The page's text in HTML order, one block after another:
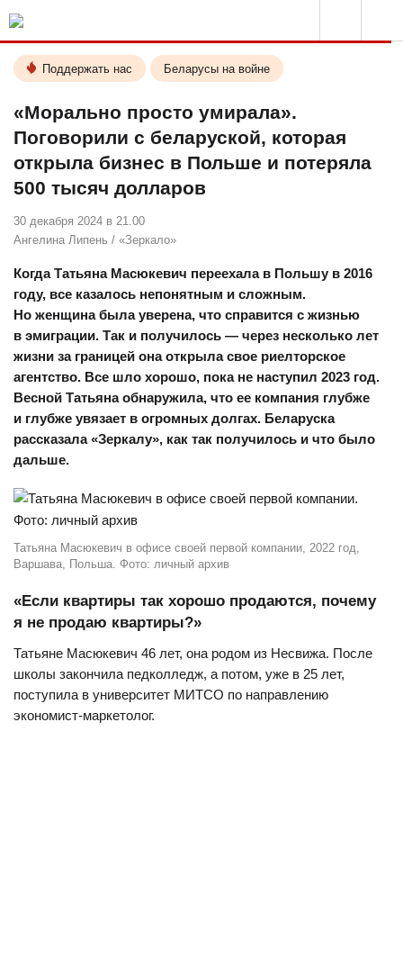
Поддержать нас Беларусы на войне
«Морально просто умирала».
Поговорили с беларуской, которая
открыла бизнес в Польше и потеряла
500 тысяч долларов
30 декабря 2024 в 21.00
Ангелина Липень / «Зеркало»
Когда Татьяна Масюкевич переехала в Польшу в 2016
году, все казалось непонятным и сложным.
Но женщина была уверена, что справится с жизнью
в эмиграции. Так и получилось — через несколько лет
жизни за границей она открыла свое риелторское
агентство. Все шло хорошо, пока не наступил 2023 год.
Весной Татьяна обнаружила, что ее компания глубже
и глубже увязает в огромных долгах. Беларуска
рассказала «Зеркалу», как так получилось и что было
дальше.
Татьяна Масюкевич в офисе своей первой компании, 2022 год,
Варшава, Польша. Фото: личный архив
«Если квартиры так хорошо продаются, почему
я не продаю квартиры?»
Татьяне Масюкевич 46 лет, она родом из Несвижа. После
школы закончила педколледж, а потом, уже в 25 лет,
поступила в университет МИТСО по направлению
экономист-маркетолог.